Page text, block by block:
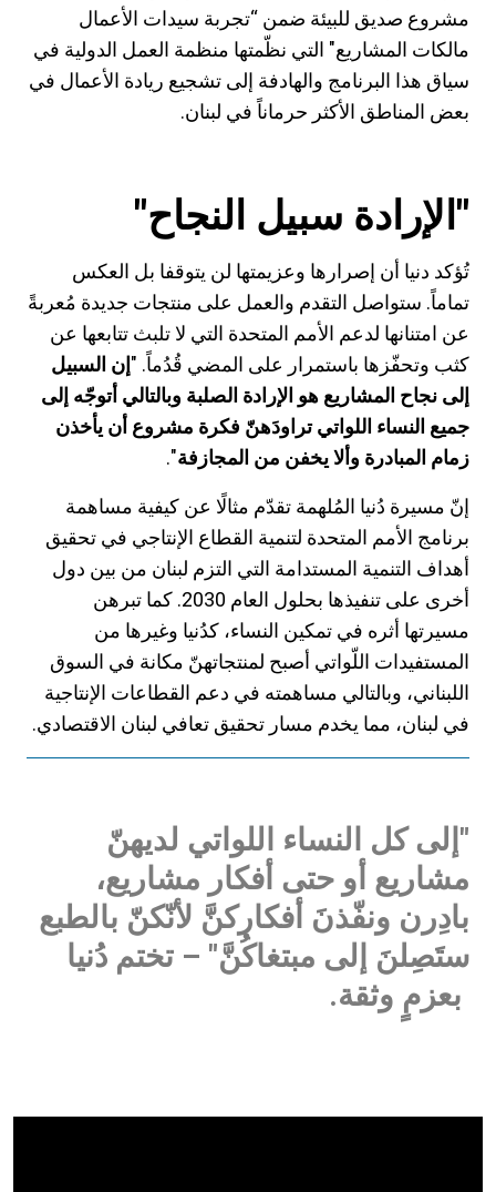
مشروع صديق للبيئة ضمن “تجربة سيدات الأعمال
مالكات المشاريع" التي نظّمتها منظمة العمل الدولية في
سياق هذا البرنامج والهادفة إلى تشجيع ريادة الأعمال في
بعض المناطق الأكثر حرماناً في لبنان.
"الإرادة سبيل النجاح"
تُؤكد دنيا أن إصرارها وعزيمتها لن يتوقفا بل العكس
تماماً. ستواصل التقدم والعمل على منتجات جديدة مُعربةً
عن امتنانها لدعم الأمم المتحدة التي لا تلبث تتابعها عن
كثب وتحفّزها باستمرار على المضي قُدُماً. "إن السبيل
إلى نجاح المشاريع هو الإرادة الصلبة وبالتالي أتوجّه إلى
جميع النساء اللواتي تراودَهنّ فكرة مشروع أن يأخذن
زمام المبادرة وألا يخفن من المجازفة".
إنّ مسيرة دُنيا المُلهمة تقدّم مثالًا عن كيفية مساهمة
برنامج الأمم المتحدة لتنمية القطاع الإنتاجي في تحقيق
أهداف التنمية المستدامة التي التزم لبنان من بين دول
أخرى على تنفيذها بحلول العام 2030. كما تبرهن
مسيرتها أثره في تمكين النساء، كدُنيا وغيرها من
المستفيدات اللّواتي أصبح لمنتجاتهنّ مكانة في السوق
اللبناني، وبالتالي مساهمته في دعم القطاعات الإنتاجية
في لبنان، مما يخدم مسار تحقيق تعافي لبنان الاقتصادي.
" إلى كل النساء اللواتي لديهنّ
مشاريع أو حتى أفكار مشاريع،
بادِرن ونفّذنَ أفكاركنَّ لأنّكنّ بالطبع
ستَصِلنَ إلى مبتغاكُنَّ" – تختم دُنيا
بعزمٍ وثقة.